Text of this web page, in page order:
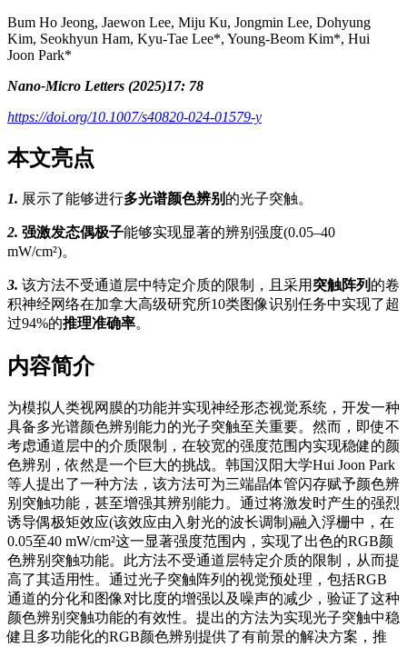
Bum Ho Jeong, Jaewon Lee, Miju Ku, Jongmin Lee, Dohyung
Kim, Seokhyun Ham, Kyu-Tae Lee*, Young-Beom Kim*, Hui
Joon Park*
Nano-Micro Letters (2025)17: 78
https://doi.org/10.1007/s40820-024-01579-y
本文亮点
1. 展示了能够进行多光谱颜色辨别 的光子突触。
2. 强激发态偶极子能够实现显著的辨别强度(0.05–40
mW/cm²)。
3. 该方法不受通道层中特定介质的限制，且采用 突触阵列 的卷
积神经网络在加拿大高级研究所10类图像识别任务中实现了超
过94%的推理准确率。
内容简介
为模拟人类视网膜的功能并实现神经形态视觉系统，开发一种
具备多光谱颜色辨别能力的光子突触至关重要。然而，即使不
考虑通道层中的介质限制，在较宽的强度范围内实现稳健的颜
色辨别，依然是一个巨大的挑战。韩国汉阳大学Hui Joon Park
等人提出了一种方法，该方法可为三端晶体管闪存赋予颜色辨
别突触功能，甚至增强其辨别能力。通过将激发时产生的强烈
诱导偶极矩效应(该效应由入射光的波长调制)融入浮栅中，在
0.05至40 mW/cm²这一显著强度范围内，实现了出色的RGB颜
色辨别突触功能。此方法不受通道层特定介质的限制，从而提
高了其适用性。通过光子突触阵列的视觉预处理，包括RGB
通道的分化和图像对比度的增强以及噪声的减少，验证了这种
颜色辨别突触功能的有效性。提出的方法为实现光子突触中稳
健且多功能化的RGB颜色辨别提供了有前景的解决方案，推